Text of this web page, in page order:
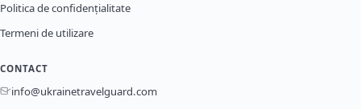
Politica de confidențialitate
Termeni de utilizare
CONTACT
info@ukrainetravelguard.com